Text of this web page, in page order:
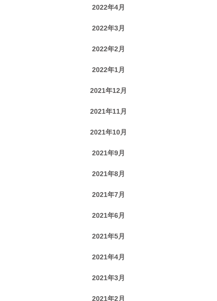
2022年4月
2022年3月
2022年2月
2022年1月
2021年12月
2021年11月
2021年10月
2021年9月
2021年8月
2021年7月
2021年6月
2021年5月
2021年4月
2021年3月
2021年2月